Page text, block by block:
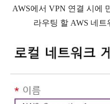
AWS에서 VPN 연결 시에
라우팅 할 AWS 네